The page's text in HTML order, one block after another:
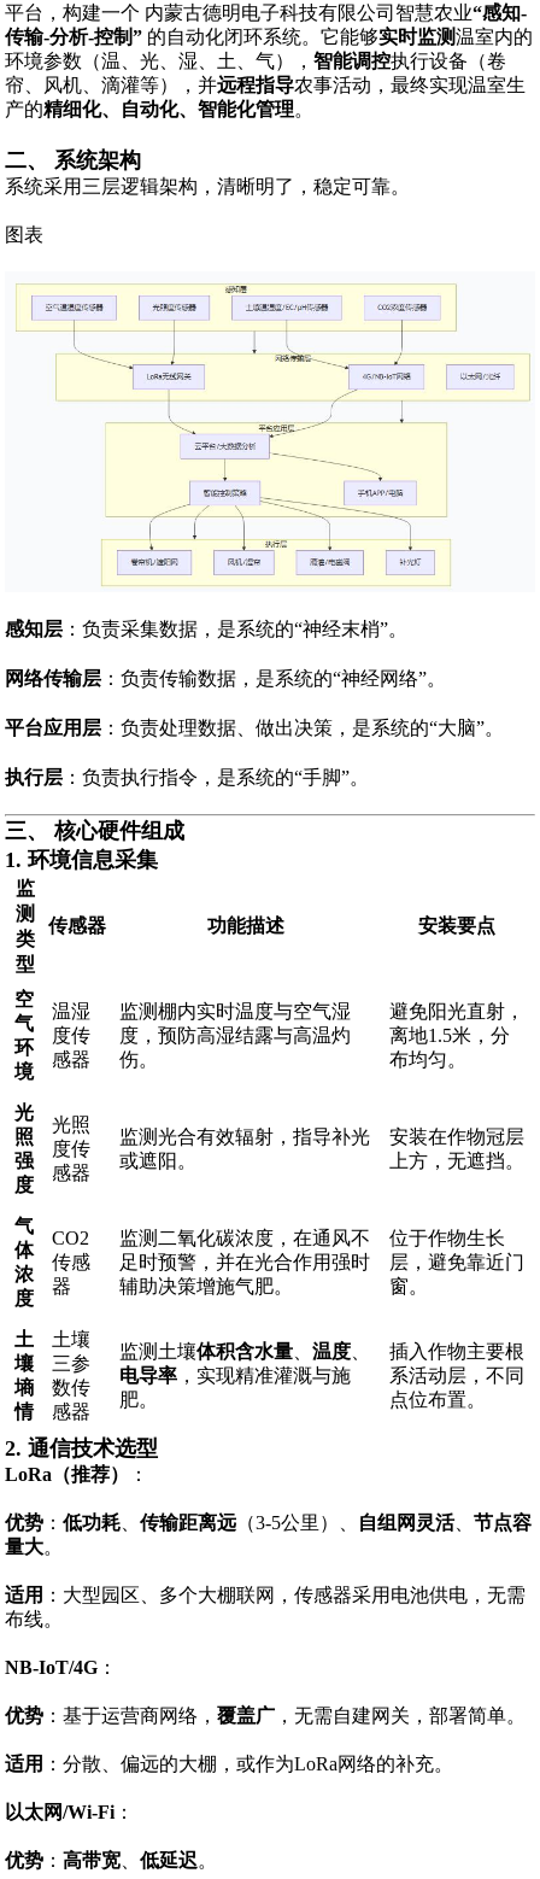
平台，构建一个 内蒙古德明电子科技有限公司智慧农业“感知-
传输-分析-控制” 的自动化闭环系统。它能够实时监测温室内的
环境参数（温、光、湿、土、气），智能调控执行设备（卷
帘、风机、滴灌等），并远程指导农事活动，最终实现温室生
产的精细化、自动化、智能化管理。
二、 系统架构
系统采用三层逻辑架构，清晰明了，稳定可靠。
图表
感知层 ：负责采集数据，是系统的“神经末梢”。
网络传输层 ：负责传输数据，是系统的“神经网络”。
平台应用层 ：负责处理数据、做出决策，是系统的“大脑”。
执行层 ：负责执行指令，是系统的“手脚”。
三、 核心硬件组成
1. 环境信息采集
监
测
类
型
传感器 功能描述 安装要点
空
气
环
境
温湿
度传
感器
监测棚内实时温度与空气湿
度，预防高湿结露与高温灼
伤。
避免阳光直射，
离地1.5米，分
布均匀。
光
照
强
度
光照
度传
感器
监测光合有效辐射，指导补光
或遮阳。
安装在作物冠层
上方，无遮挡。
气
体
浓
度
CO2
传感
器
监测二氧化碳浓度，在通风不
足时预警，并在光合作用强时
辅助决策增施气肥。
位于作物生长
层，避免靠近门
窗。
土
壤
墒
情
土壤
三参
数传
感器
监测土壤体积含水量 、温度
电导率 ，实现精准灌溉与施
肥。
插入作物主要根
系活动层，不同
点位布置。
2. 通信技术选型
LoRa（推荐） ：
优势 ：低功耗 、传输距离远 （3-5公里）、 自组网灵活、节点容
量大。
适用 ：大型园区、多个大棚联网，传感器采用电池供电，无需
布线。
NB-IoT/4G ：
优势 ：基于运营商网络，覆盖广 ，无需自建网关，部署简单。
适用 ：分散、偏远的大棚，或作为LoRa网络的补充。
以太网/Wi-Fi ：
优势 ：高带宽 、低延迟。